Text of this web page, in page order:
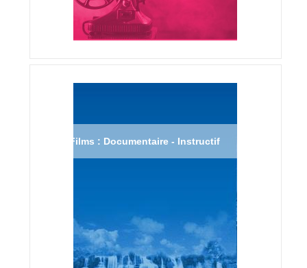
Films : Documentaire - Instructif